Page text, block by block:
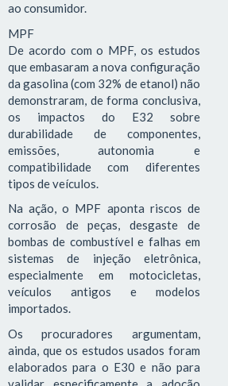
ao consumidor.
MPF
De acordo com o MPF, os estudos
que embasaram a nova configuração
da gasolina (com 32% de etanol) não
demonstraram, de forma conclusiva,
os impactos do E32 sobre
durabilidade de componentes,
emissões, autonomia e
compatibilidade com diferentes
tipos de veículos.
Na ação, o MPF aponta riscos de
corrosão de peças, desgaste de
bombas de combustível e falhas em
sistemas de injeção eletrônica,
especialmente em motocicletas,
veículos antigos e modelos
importados.
Os procuradores argumentam,
ainda, que os estudos usados foram
elaborados para o E30 e não para